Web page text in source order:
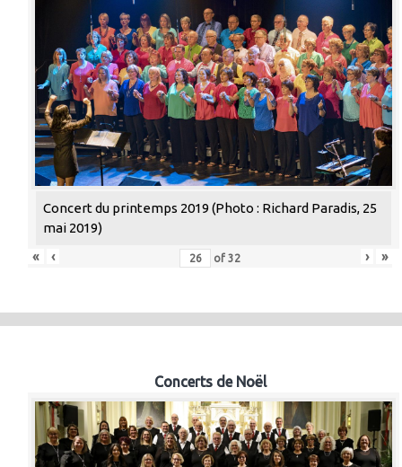
Concert du printemps 2019 (Photo : Richard Paradis, 25
mai 2019)
«
‹ of 32 › »
Concerts de Noël